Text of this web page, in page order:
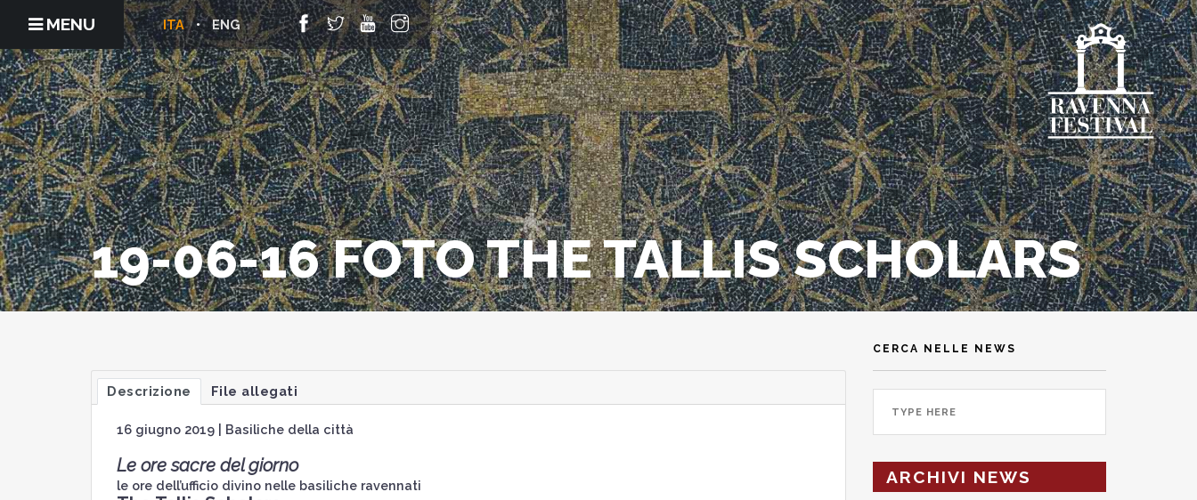
MENU ENG
ITA
19-06-16 FOTO THE TALLIS SCHOLARS
Descrizione File allegati
16 giugno 2019 | Basiliche della città
Le ore sacre del giorno
le ore dell’ufficio divino nelle basiliche ravennati
CERCA NELLE NEWS
ARCHIVI NEWS